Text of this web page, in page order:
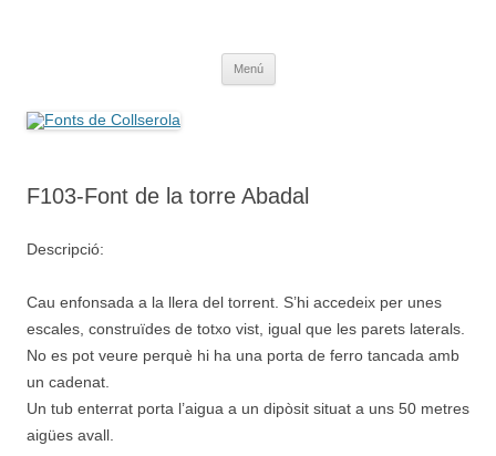
Menú
F103-Font de la torre Abadal
Descripció:
Cau enfonsada a la llera del torrent. S’hi accedeix per unes
escales, construïdes de totxo vist, igual que les parets laterals.
No es pot veure perquè hi ha una porta de ferro tancada amb
un cadenat.
Un tub enterrat porta l’aigua a un dipòsit situat a uns 50 metres
aigües avall.